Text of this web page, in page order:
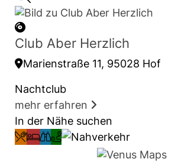
Club Aber Herzlich
Marienstraße 11, 95028 Hof
Nachtclub
mehr erfahren
In der Nähe suchen